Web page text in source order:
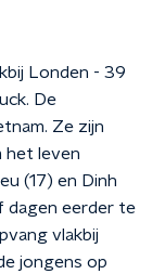
Londen - 39
De
Ze zijn
het leven
(17) en Dinh
dagen eerder te
vlakbij
jongens op